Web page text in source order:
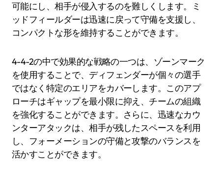
可能にし、相手が侵入するのを難しくします。ミ
ッドフィールダーは迅速に戻って守備を支援し、
コンパクトな形を維持することができます。
4-4-2の中で効果的な戦略の一つは、ゾーンマーク
を使用することで、ディフェンダーが個々の選手
ではなく特定のエリアをカバーします。このアプ
ローチはギャップを最小限に抑え、チームの組織
を強化することができます。さらに、迅速なカウ
ンターアタックは、相手が残したスペースを利用
し、フォーメーションの守備と攻撃のバランスを
活かすことができます。